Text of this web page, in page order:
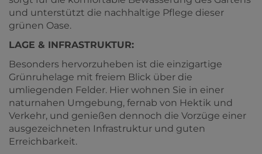
und unterstützt die nachhaltige Pflege dieser
grünen Oase.
LAGE & INFRASTRUKTUR:
Besonders hervorzuheben ist die einzigartige
Grünruhelage mit freiem Blick über die
umliegenden Felder. Hier wohnen Sie in einer
naturnahen Umgebung, fernab von Hektik und
Verkehr, und genießen dennoch die Vorzüge einer
ausgezeichneten Infrastruktur und guten
Erreichbarkeit.